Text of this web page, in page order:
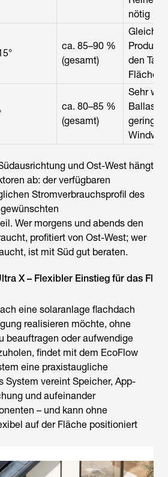
nötig
ca. 85–90 %
(gesamt)
den Tag,
ca. 80–85 %
(gesamt)
Sehr
Ballast
geringer
und Ost-West hängt
ab: der verfügbaren
Stromverbrauchsprofil des
Wer morgens und abends den
profitiert von Ost-West; wer
ist mit Süd gut beraten.
X – Flexibler Einstieg für das Fl
eine solaranlage flachdach
realisieren möchte, ohne
beauftragen oder aufwendige
findet mit dem EcoFlow
eine praxistaugliche
System vereint Speicher, App-
und aufeinander
– und kann ohne
auf der Fläche positioniert